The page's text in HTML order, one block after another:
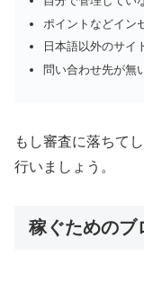
ポイントなどイン
日本語以外のサイ
問い合わせ先が無
もし審査に落ちて
行いましょう。
稼ぐためのブ